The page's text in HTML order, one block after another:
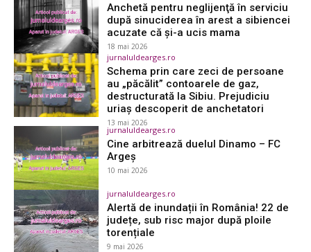
Anchetă pentru neglijenţă în serviciu
după sinuciderea în arest a sibiencei
acuzate că şi-a ucis mama
18 mai 2026
jurnaluldearges.ro
Schema prin care zeci de persoane
au „păcălit” contoarele de gaz,
destructurată la Sibiu. Prejudiciu
uriaș descoperit de anchetatori
13 mai 2026
jurnaluldearges.ro
Cine arbitrează duelul Dinamo – FC
Argeș
10 mai 2026
jurnaluldearges.ro
Alertă de inundații în România! 22 de
județe, sub risc major după ploile
torențiale
9 mai 2026